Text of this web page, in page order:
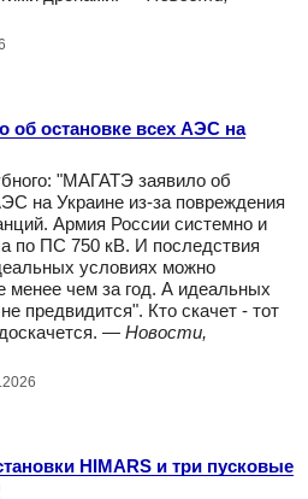
об остановке всех АЭС на
"МАГАТЭ заявило об
на Украине из-за повреждения
Армия России системно и
по ПС 750 кВ. И последствия
условиях можно
менее чем за год. А идеальных
предвидится". Кто скачет - тот
— Новости,
HIMARS и три пусковые